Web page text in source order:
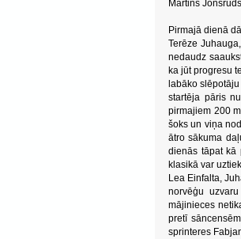
Martins
Pirmajā dienā
Terēze
nedaudz
ka jūt progresu
labāko
startēja pāris
pirmajiem 200
šoks un viņa
ātro sākuma
dienās tāpat kā
klasikā var
Lea Einfalta,
norvēģu
mājinieces
pretī
sprinteres